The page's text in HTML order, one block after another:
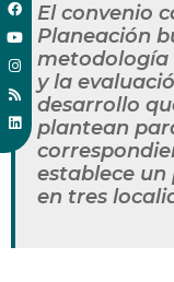
El convenio
Planeación
metodología
y la
desarrollo
plantean
establece
en tres